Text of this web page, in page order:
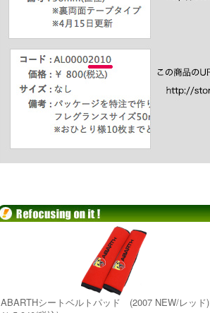
ABARTHシートベルトパッド (2007 NEW/レッド)